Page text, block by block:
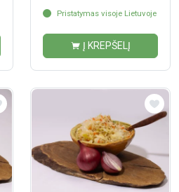
Pristatymas visoje Lietuvoje
Į KREPŠELĮ